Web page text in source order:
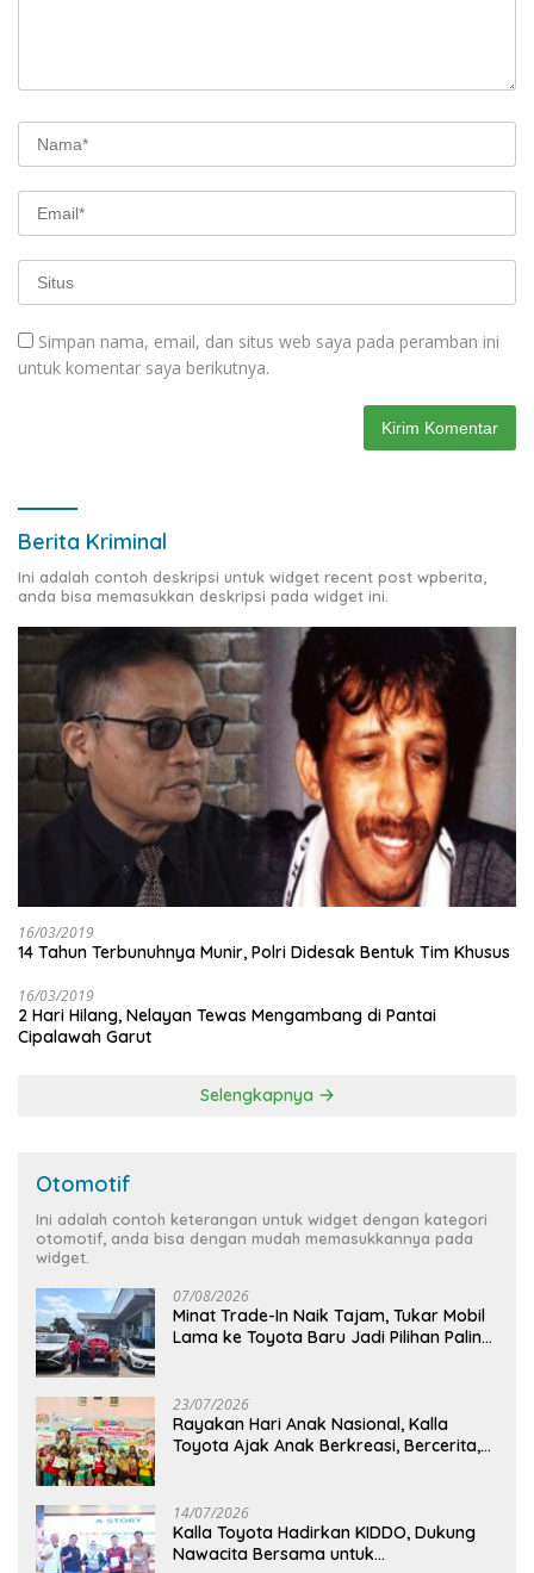
Simpan nama, email, dan situs web saya pada peramban ini
untuk komentar saya berikutnya.
Berita Kriminal
Ini adalah contoh deskripsi untuk widget recent post wpberita,
anda bisa memasukkan deskripsi pada widget ini.
16/03/2019
14 Tahun Terbunuhnya Munir, Polri Didesak Bentuk Tim Khusus
16/03/2019
2 Hari Hilang, Nelayan Tewas Mengambang di Pantai
Cipalawah Garut
Selengkapnya
Otomotif
Ini adalah contoh keterangan untuk widget dengan kategori
otomotif, anda bisa dengan mudah memasukkannya pada
widget.
07/08/2026
Minat Trade-In Naik Tajam, Tukar Mobil
Lama ke Toyota Baru Jadi Pilihan Paling
23/07/2026
Rayakan Hari Anak Nasional, Kalla
Toyota Ajak Anak Berkreasi, Bercerita,
14/07/2026
Kalla Toyota Hadirkan KIDDO, Dukung
Nawacita Bersama untuk